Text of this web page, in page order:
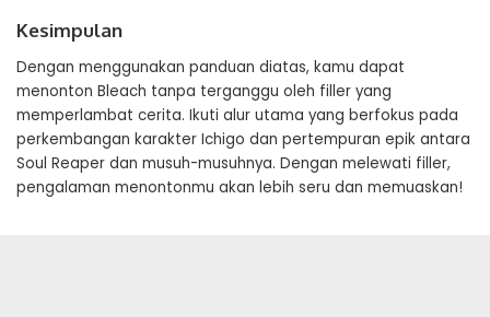
Kesimpulan
Dengan menggunakan panduan diatas, kamu dapat
menonton Bleach tanpa terganggu oleh filler yang
memperlambat cerita. Ikuti alur utama yang berfokus pada
perkembangan karakter Ichigo dan pertempuran epik antara
Soul Reaper dan musuh-musuhnya. Dengan melewati filler,
pengalaman menontonmu akan lebih seru dan memuaskan!